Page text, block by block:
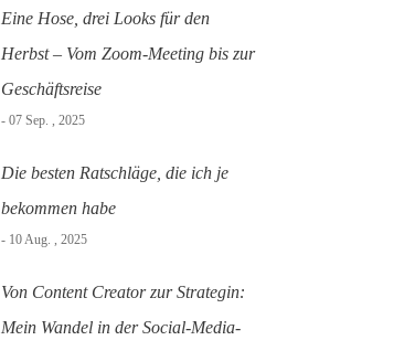
Eine Hose, drei Looks für den
Herbst – Vom Zoom-Meeting bis zur
Geschäftsreise
- 07 Sep. , 2025
Die besten Ratschläge, die ich je
bekommen habe
- 10 Aug. , 2025
Von Content Creator zur Strategin:
Mein Wandel in der Social-Media-